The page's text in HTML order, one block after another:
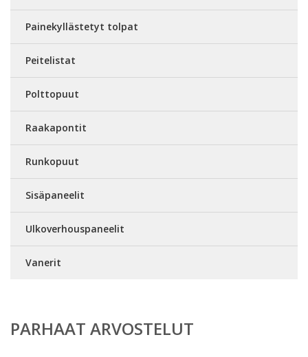
Painekyllästetyt tolpat
Peitelistat
Polttopuut
Raakapontit
Runkopuut
Sisäpaneelit
Ulkoverhouspaneelit
Vanerit
PARHAAT ARVOSTELUT